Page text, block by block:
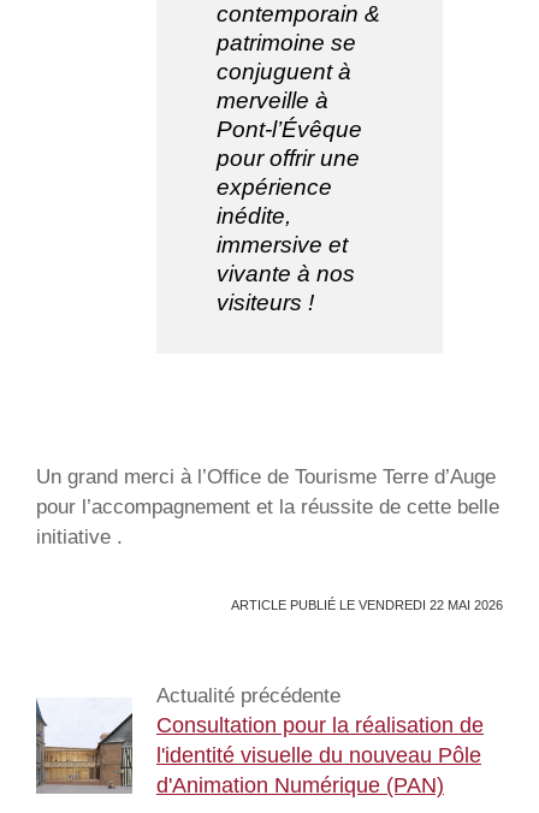
contemporain &
patrimoine se
conjuguent à
merveille à
Pont-l’Évêque
pour offrir une
expérience
inédite,
immersive et
vivante à nos
visiteurs !
Un grand merci à l’Office de Tourisme Terre d’Auge
pour l’accompagnement et la réussite de cette belle
initiative .
ARTICLE PUBLIÉ LE VENDREDI 22 MAI 2026
Actualité précédente
Consultation pour la réalisation de
l'identité visuelle du nouveau Pôle
d'Animation Numérique (PAN)